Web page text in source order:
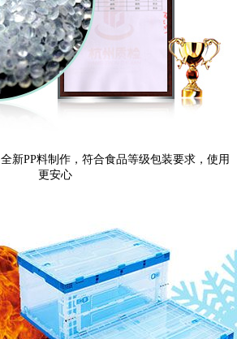
全新PP料制作，符合食品等级包装要求，使用
更安心